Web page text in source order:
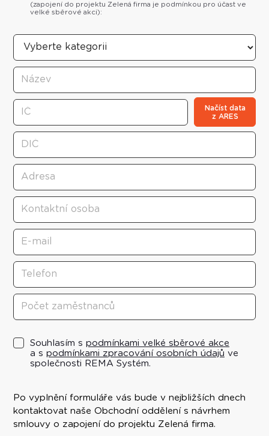
(zapojení do projektu Zelená firma je podmínkou pro účast ve
velké sběrové akci):
Načíst data
z ARES
Souhlasím s podmínkami velké sběrové akce
a s podmínkami zpracování osobních údajů ve
společnosti REMA Systém.
Po vyplnění formuláře vás bude v nejbližších dnech
kontaktovat naše Obchodní oddělení s návrhem
smlouvy o zapojení do projektu Zelená firma.